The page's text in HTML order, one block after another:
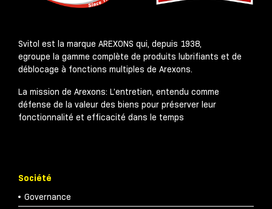
Svitol est la marque AREXONS qui, depuis 1938,
egroupe la gamme complète de produits lubrifiants et de
déblocage à fonctions multiples de Arexons.
La mission de Arexons: L’entretien, entendu comme
défense de la valeur des biens pour préserver leur
fonctionnalité et efficacité dans le temps
Société
Governance